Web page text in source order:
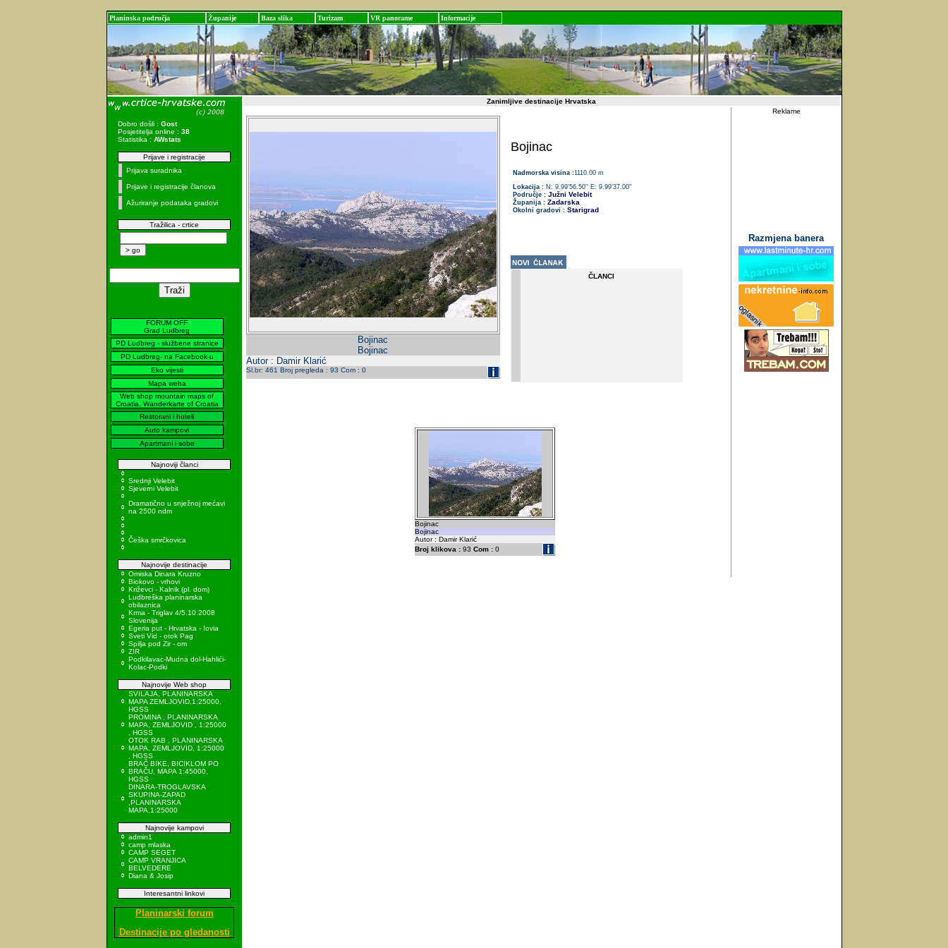
Planinska područja Županije Baza slika Turizam VR panorame Informacije
Dobro došli : Gost
Posjetitelja online : 38
Statistika : AWstats
Prijave i registracije
Prijava suradnika
Prijave i registracije članova
Ažuriranje podataka gradovi
Tražilica - crtice
FORUM OFF
Grad Ludbreg
PD Ludbreg - službene stranice
PD Ludbreg- na Facebook-u
Eko vijesti
Mapa weba
Web shop mountain maps of
Croatia, Wanderkarte of Croatia
Restorani i hoteli
Auto kampovi
Apartmani i sobe
Najnoviji članci
Srednji Velebit
Sjeverni Velebit
Dramatično u snježnoj mećavi
na 2500 ndm
Češka smrčkovica
Najnovije destinacije
Omiska Dinara Kruzno
Biokovo - vrhovi
Križevci - Kalnik (pl. dom)
Ludbreška planinarska
obilaznica
Krma - Triglav 4/5.10.2008
Slovenija
Egeria put - Hrvatska - Iovia
Sveti Vid - otok Pag
Spilja pod Zir - om
ZIR
Podkilavac-Mudna dol-Hahlići-
Kolac-Podki
Najnovije Web shop
SVILAJA, PLANINARSKA
MAPA ZEMLJOVID,1:25000,
HGSS
PROMINA , PLANINARSKA
MAPA, ZEMLJOVID , 1:25000
, HGSS
OTOK RAB , PLANINARSKA
MAPA, ZEMLJOVID, 1:25000
, HGSS
BRAČ BIKE, BICIKLOM PO
BRAČU, MAPA 1:45000,
HGSS
DINARA-TROGLAVSKA
SKUPINA-ZAPAD
,PLANINARSKA
MAPA,1:25000
Najnovije kampovi
admin1
camp mlaska
CAMP SEGET
CAMP VRANJICA
BELVEDERE
Diana & Josip
Interesantni linkovi
Planinarski forum
Destinacije po gledanosti
Zanimljive destinacije Hrvatska
Bojinac
Bojinac
Autor : Damir Klarić
Sl.br: 461 Broj pregleda : 93 Com : 0
Bojinac
Nadmorska visina :1110.00 m
Lokacija :N: 9.99'56.50'' E: 9.99'37.00''
Područje :Južni Velebit
Županija : Zadarska
Okolni gradovi : Starigrad
ČLANCI
Bojinac
Bojinac
Autor : Damir Klarić
Broj klikova : 93 Com : 0
Reklame
Razmjena banera